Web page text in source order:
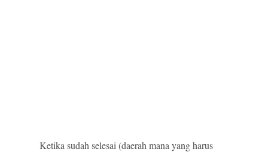
Ketika sudah selesai (daerah mana yang harus